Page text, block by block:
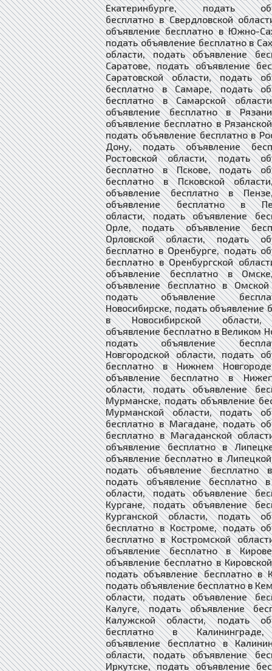
Екатеринбурге, подать
бесплатно в Свердловской
объявление бесплатно в Южно-
подать объявление бесплатно в
области, подать объявление
Саратове, подать объявление
Саратовской области, подать
бесплатно в Самаре, подать
бесплатно в Самарской
объявление бесплатно в
объявление бесплатно в
подать объявление бесплатно в
Дону, подать объявление
Ростовской области, подать
бесплатно в Пскове, подать
бесплатно в Псковской
объявление бесплатно в
объявление бесплатно в
области, подать объявление
Орле, подать объявление
Орловской области, подать
бесплатно в Оренбурге, подать
бесплатно в Оренбургской
объявление бесплатно в
объявление бесплатно в Омской
подать объявление
Новосибирске, подать объявление
в Новосибирской области,
объявление бесплатно в Великом
подать объявление
Новгородской области, подать
бесплатно в Нижнем
объявление бесплатно в
области, подать объявление
Мурманске, подать объявление
Мурманской области, подать
бесплатно в Магадане, подать
бесплатно в Магаданской
объявление бесплатно в
объявление бесплатно в
подать объявление бесплатно
подать объявление бесплатно
области, подать объявление
Кургане, подать объявление
Курганской области, подать
бесплатно в Костроме, подать
бесплатно в Костромской
объявление бесплатно в
объявление бесплатно в
подать объявление бесплатно в
подать объявление бесплатно в
области, подать объявление
Калуге, подать объявление
Калужской области, подать
бесплатно в
объявление бесплатно в
области, подать объявление
Иркутске, подать объявление